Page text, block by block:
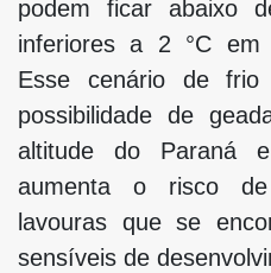
podem ficar abaixo
inferiores a 2 °C em
Esse cenário de frio
possibilidade de
altitude do Paraná
aumenta o risco
lavouras que se
sensíveis de